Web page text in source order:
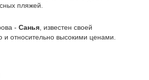
пляжей.
- Санья , известен своей
относительно высокими ценами.